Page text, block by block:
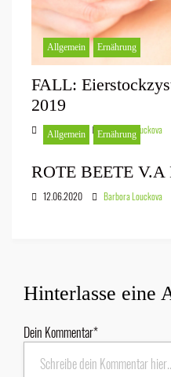
Allgemein Ernährung
FALL:
2019
10.04.2020 Barbora Louckova
Allgemein Ernährung
ROTE BEETE
12.06.2020 Barbora Louckova
Hinterlasse eine
Dein Kommentar*